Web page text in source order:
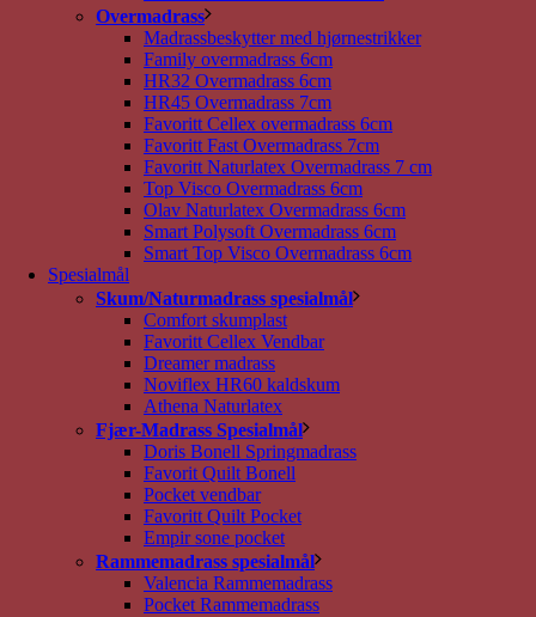
Overmadrass
Madrassbeskytter med hjørnestrikker
Family overmadrass 6cm
HR32 Overmadrass 6cm
HR45 Overmadrass 7cm
Favoritt Cellex overmadrass 6cm
Favoritt Fast Overmadrass 7cm
Favoritt Naturlatex Overmadrass 7 cm
Top Visco Overmadrass 6cm
Olav Naturlatex Overmadrass 6cm
Smart Polysoft Overmadrass 6cm
Smart Top Visco Overmadrass 6cm
Spesialmål
Skum/Naturmadrass spesialmål
Comfort skumplast
Favoritt Cellex Vendbar
Dreamer madrass
Noviflex HR60 kaldskum
Athena Naturlatex
Fjær-Madrass Spesialmål
Doris Bonell Springmadrass
Favorit Quilt Bonell
Pocket vendbar
Favoritt Quilt Pocket
Empir sone pocket
Rammemadrass spesialmål
Valencia Rammemadrass
Pocket Rammemadrass